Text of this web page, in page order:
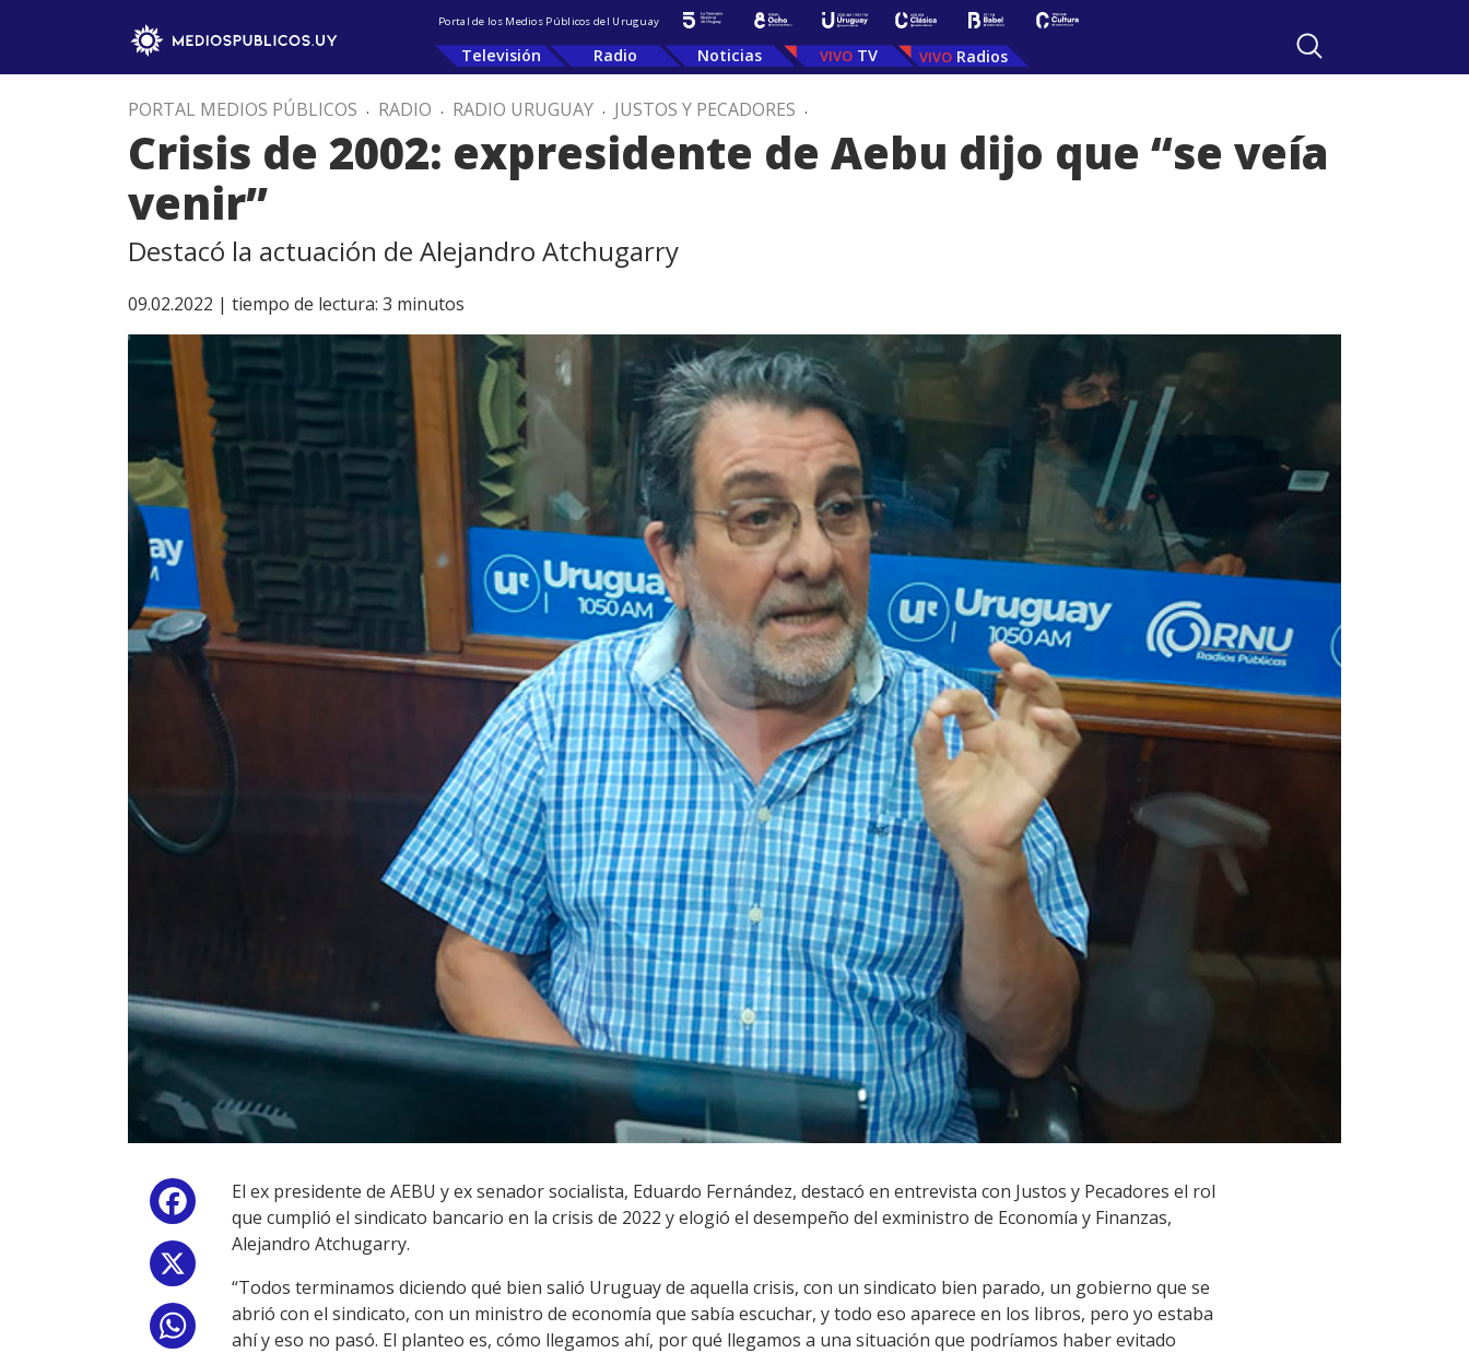
Portal de los Medios Públicos del Uruguay
Televisión Radio Noticias TV Radios
PORTAL MEDIOS PÚBLICOS . RADIO . RADIO URUGUAY . JUSTOS Y PECADORES .
Crisis de 2002: expresidente de Aebu dijo que “se veía
venir”
Destacó la actuación de Alejandro Atchugarry
09.02.2022 | tiempo de lectura: 3 minutos
Facebook
WhatsApp
El ex presidente de AEBU y ex senador socialista, Eduardo Fernández, destacó en entrevista con Justos y Pecadores el rol
que cumplió el sindicato bancario en la crisis de 2022 y elogió el desempeño del exministro de Economía y Finanzas,
Alejandro Atchugarry.
“Todos terminamos diciendo qué bien salió Uruguay de aquella crisis, con un sindicato bien parado, un gobierno que se
abrió con el sindicato, con un ministro de economía que sabía escuchar, y todo eso aparece en los libros, pero yo estaba
ahí y eso no pasó. El planteo es, cómo llegamos ahí, por qué llegamos a una situación que podríamos haber evitado